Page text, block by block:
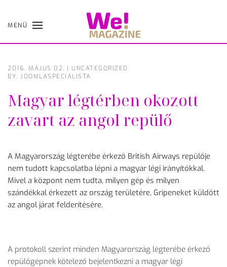
Skip
MENÜ
2016. MÁJUS 02. | UNCATEGORIZED
BY: JOOMLASPECIALISTA
Magyar légtérben okozott
zavart az angol repülő
A Magyarország légterébe érkező British Airways repülője
nem tudott kapcsolatba lépni a magyar légi irányítókkal.
Mivel a központ nem tudta, milyen gép és milyen
szándékkal érkezett az ország területére, Gripeneket küldött
az angol járat felderítésére.
A protokoll szerint minden Magyarország légterébe érkező
repülőgépnek kötelező bejelentkezni a magyar légi